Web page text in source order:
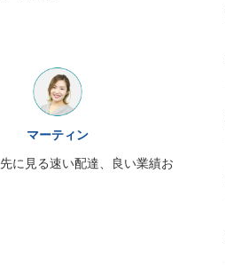
再度来る必要性注意深く詰ま